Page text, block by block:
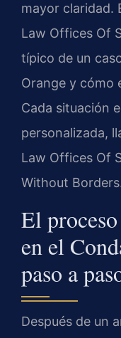
mayor claridad.
Law Offices Of
típico de un
Orange y cómo
Cada situación
personalizada,
Law Offices Of
Without
El
en el
paso a
Después de un